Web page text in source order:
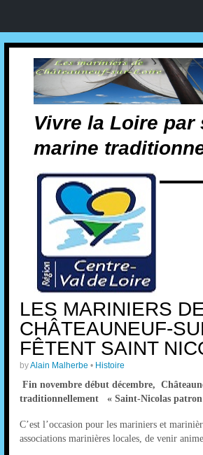
Vivre la Loire par
marine
LES MARINIERS
CHÂTEAUNEUF-
FÊTENT SAINT
byAlain Malherbe • Histoire
Fin novembre début décembre,
traditionnellement « Saint-Nicolas patron
C’est l’occasion pour les mariniers et
associations marinières locales, de venir